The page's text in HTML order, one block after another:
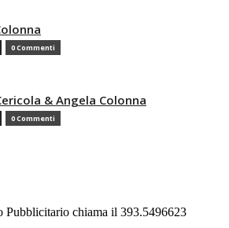
0 Commenti
& Angela Colonna
0 Commenti
Pubblicitario chiama il 393.5496623